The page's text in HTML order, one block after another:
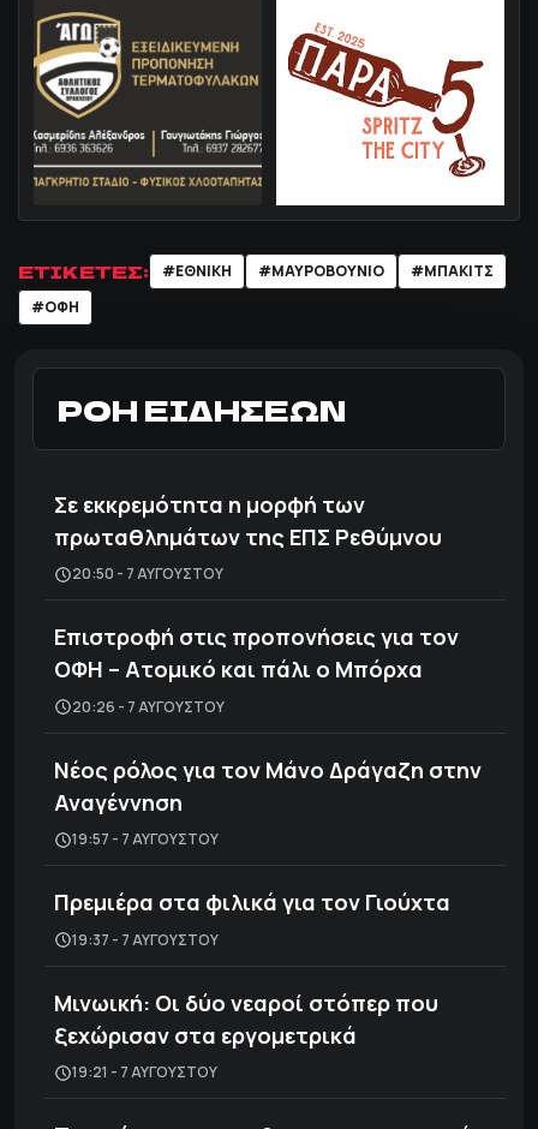
ΕΤΙΚΕΤΕΣ: #ΕΘΝΙΚΗ #ΜΑΥΡΟΒΟΥΝΙΟ
#ΜΠΑΚΙΤΣ
#ΟΦΗ
ΡΟΗ ΕΙΔΗΣΕΩΝ
Σε εκκρεμότητα η μορφή των
πρωταθλημάτων της ΕΠΣ Ρεθύμνου
20:50 - 7 ΑΥΓΟΎΣΤΟΥ
Επιστροφή στις προπονήσεις για τον
ΟΦΗ – Ατομικό και πάλι ο Μπόρχα
20:26 - 7 ΑΥΓΟΎΣΤΟΥ
Νέος ρόλος για τον Μάνο Δράγαζη στην
Αναγέννηση
19:57 - 7 ΑΥΓΟΎΣΤΟΥ
Πρεμιέρα στα φιλικά για τον Γιούχτα
19:37 - 7 ΑΥΓΟΎΣΤΟΥ
Μινωική: Οι δύο νεαροί στόπερ που
ξεχώρισαν στα εργομετρικά
19:21 - 7 ΑΥΓΟΎΣΤΟΥ